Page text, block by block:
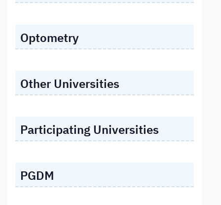
Optometry
Other Universities
Participating Universities
PGDM